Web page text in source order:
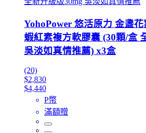
YohoPower 悠活原力 金盞
蝦紅素複方軟膠囊 (30顆/盒
吳淡如真情推薦) x3盒
(20)
$2,830
$4,440
P幣
滿額贈